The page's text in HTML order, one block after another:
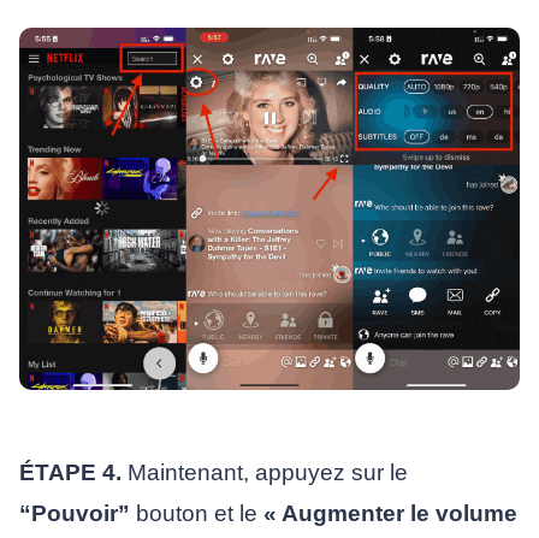
ÉTAPE 4. Maintenant, appuyez sur le
“Pouvoir” bouton et le « Augmenter le volume